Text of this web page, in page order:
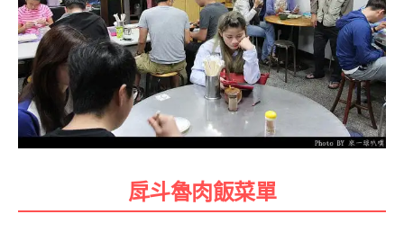
戽斗魯肉飯菜單